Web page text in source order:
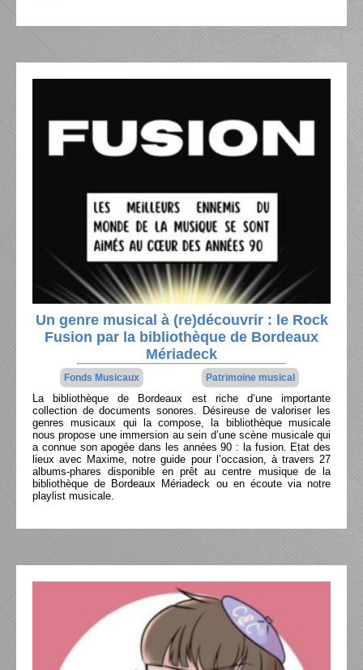
Un genre musical à (re)découvrir : le Rock
Fusion par la bibliothèque de Bordeaux
Mériadeck
Fonds Musicaux Patrimoine musical
La bibliothèque de Bordeaux est riche d’une importante
collection de documents sonores. Désireuse de valoriser les
genres musicaux qui la compose, la bibliothèque musicale
nous propose une immersion au sein d’une scène musicale qui
a connue son apogée dans les années 90 : la fusion. Etat des
lieux avec Maxime, notre guide pour l’occasion, à travers 27
albums-phares disponible en prêt au centre musique de la
bibliothèque de Bordeaux Mériadeck ou en écoute via notre
playlist musicale.